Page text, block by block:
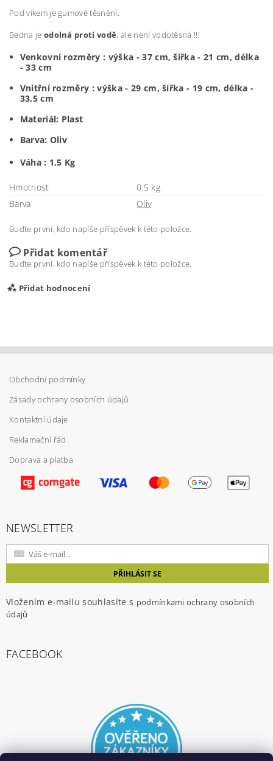
Pod víkem je gumové těsnění.
Bedna je odolná proti vodě, ale není vodotěsná !!!
Venkovní rozměry : výška - 37 cm, šířka - 21 cm, délka
- 33 cm
Vnitřní rozměry : výška - 29 cm, šířka - 19 cm, délka -
33,5 cm
Materiál: Plast
Barva: Oliv
Váha : 1,5 Kg
Hmotnost
0.5 kg
Barva
Oliv
Buďte první, kdo napíše příspěvek k této položce.
Přidat komentář
Buďte první, kdo napíše příspěvek k této položce.
Přidat hodnocení
Vložením hodnocení souhlasíte spodmínkami
ochrany osobních údajů
Obchodní podmínky
Zásady ochrany osobních údajů
Kontaktní údaje
Reklamační řád
Doprava a platba
NEWSLETTER
Vložením e-mailu souhlasíte s podmínkami ochrany osobních
údajů
FACEBOOK